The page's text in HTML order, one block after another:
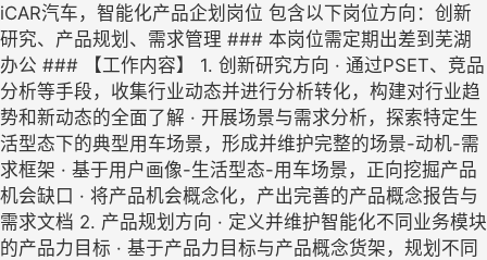
iCAR汽车，智能化产品企划岗位 包含以下岗位方向：创新
研究、产品规划、需求管理 ### 本岗位需定期出差到芜湖
办公 ### 【工作内容】 1. 创新研究方向 · 通过PSET、竞品
分析等手段，收集行业动态并进行分析转化，构建对行业趋
势和新动态的全面了解 · 开展场景与需求分析，探索特定生
活型态下的典型用车场景，形成并维护完整的场景-动机-需
求框架 · 基于用户画像-生活型态-用车场景，正向挖掘产品
机会缺口 · 将产品机会概念化，产出完善的产品概念报告与
需求文档 2. 产品规划方向 · 定义并维护智能化不同业务模块
的产品力目标 · 基于产品力目标与产品概念货架，规划不同